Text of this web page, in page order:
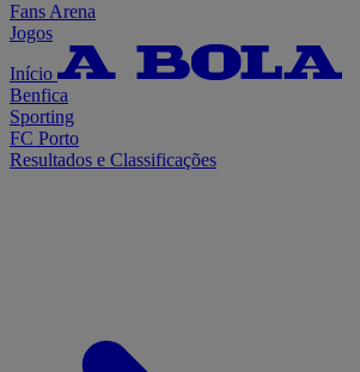
Fans Arena
Jogos
Início
Benfica
Sporting
FC Porto
Resultados e Classificações